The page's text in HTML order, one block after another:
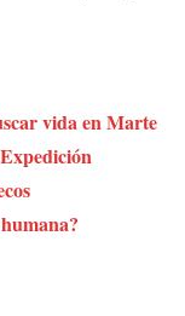
vida en Marte